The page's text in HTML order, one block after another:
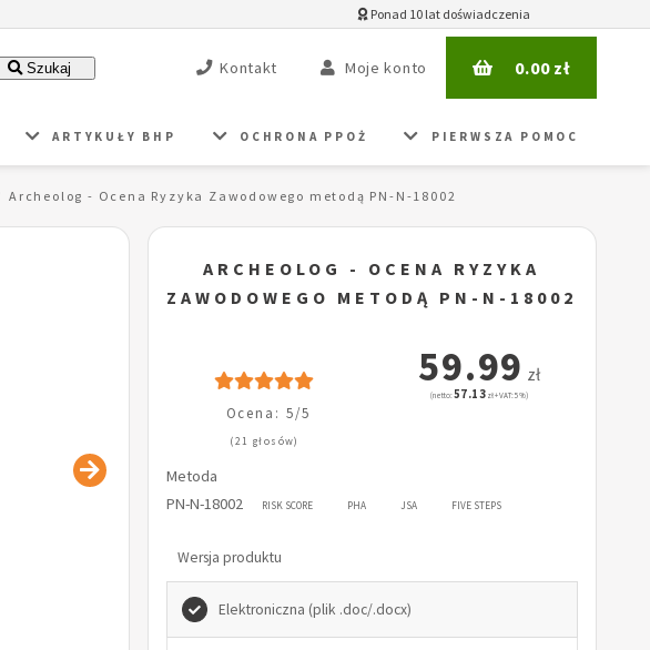
Ponad 10 lat doświadczenia
Szukaj Kontakt Moje konto 0.00zł
ARTYKUŁY BHP OCHRONA PPOŻ PIERWSZA POMOC
Archeolog - Ocena Ryzyka Zawodowego metodą PN-N-18002
ARCHEOLOG - OCENA RYZYKA
ZAWODOWEGO METODĄ PN-N-18002
Ocena: 5/5
(21 głosów)
59.99 zł
(netto:57.13 zł + VAT: 5%)
Metoda
PN-N-18002
RISK SCORE PHA JSA FIVE STEPS
Wersja produktu
Elektroniczna (plik .doc/.docx)